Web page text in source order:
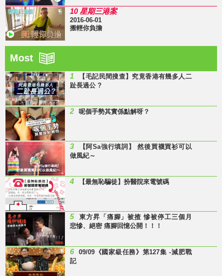
10 星期三港案
2016-06-01
搬輕你負擔
Most
1
【毛記民間搜查】究竟香港有幾多人二
趾長過公 ?
2 呢個手勢其實係點解呀？
3
【阿Sa強行填詞】 然後買襪買衫可以
做風紀～
4 【最無恥騙徒】扮醫院來電號碼
5
東方昇「痛腳」被揸 慘被停工三個月
悲慘、絕密 痛腳回憶公開！！！
6
09/09《國家級任務》第127集 -減肥戰
記